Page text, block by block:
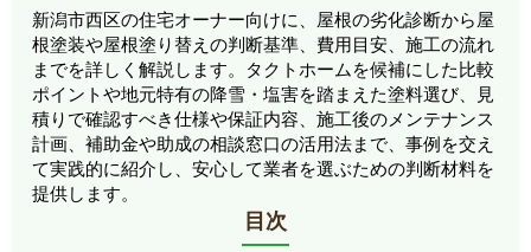
新潟市西区の住宅オーナー向けに、屋根の劣化診断から屋
根塗装や屋根塗り替えの判断基準、費用目安、施工の流れ
までを詳しく解説します。タクトホームを候補にした比較
ポイントや地元特有の降雪・塩害を踏まえた塗料選び、見
積りで確認すべき仕様や保証内容、施工後のメンテナンス
計画、補助金や助成の相談窓口の活用法まで、事例を交え
て実践的に紹介し、安心して業者を選ぶための判断材料を
提供します。
目次